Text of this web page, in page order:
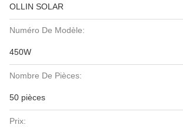
OLLIN SOLAR
Numéro De Modèle:
450W
Nombre De Pièces:
50 pièces
Prix: